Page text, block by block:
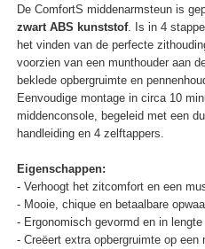
De ComfortS middenarmsteun is
zwart ABS kunststof. Is in 4
het vinden van de perfecte
voorzien van een munthouder aan
beklede opbergruimte en
Eenvoudige montage in circa 10
middenconsole, begeleid met een
handleiding en 4 zelftappers.
Eigenschappen:
- Verhoogt het zitcomfort en een
- Mooie, chique en betaalbare
- Ergonomisch gevormd en in
- Creëert extra opbergruimte op